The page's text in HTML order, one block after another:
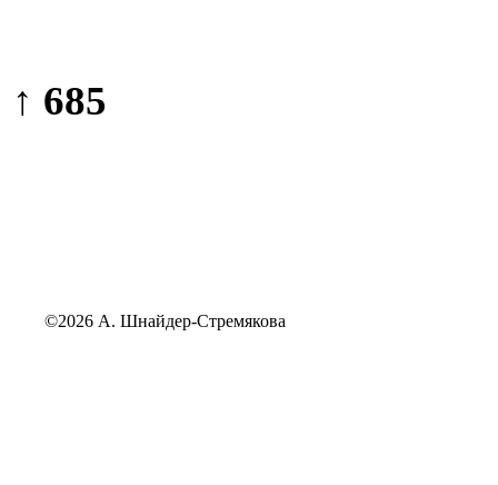
↑ 685
©2026 А. Шнайдер-Стремякова